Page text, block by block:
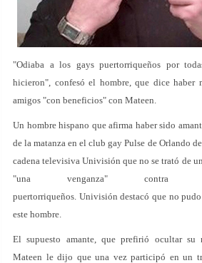
"Odiaba a los gays puertorriqueños por
hicieron", confesó el hombre, que dice haber
amigos "con beneficios" con Mateen.
Un hombre hispano que afirma haber sido
de la matanza en el club gay Pulse de Orlando
cadena televisiva Univisión que no se trató de
"una venganza" contra
puertorriqueños. Univisión destacó que no
este hombre.
El supuesto amante, que prefirió ocultar su
Mateen le dijo que una vez participó en un